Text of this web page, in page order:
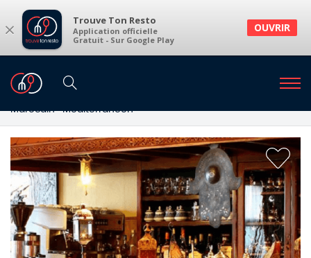
× Trouve Ton Resto
Application officielle
Gratuit - Sur Google Play
OUVRIR
Restaurants
Restaurants à Lodelinsart Charleroi et environs
Marocain · Méditerranéen